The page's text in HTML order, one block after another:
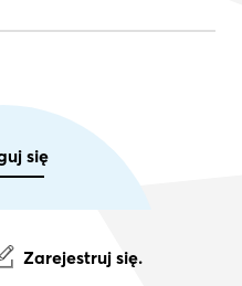
się
Zarejestruj się.